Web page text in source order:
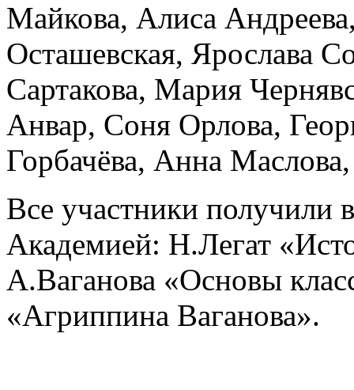
Майкова, Алиса
Осташевская, Ярослава
Сартакова, Мария
Анвар, Соня Орлова,
Горбачёва, Анна
Все участники получили
Академией: Н.Легат
А.Ваганова «Основы
«Агриппина Ваганова».